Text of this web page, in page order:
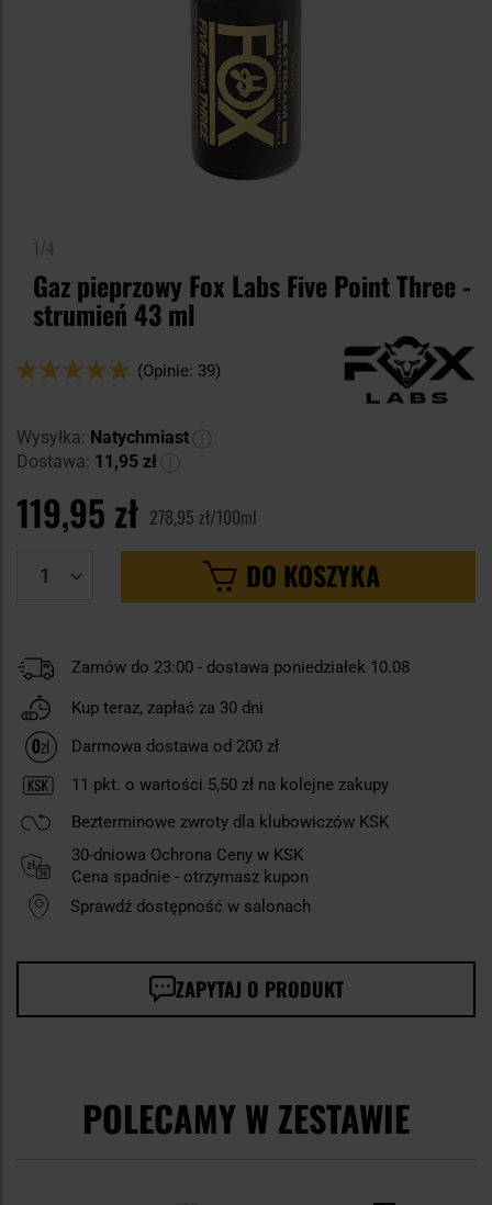
Gaz pieprzowy Fox Labs Five Point Three -
strumień 43 ml
Ocena:
(Opinie: 39)
Wysyłka: Natychmiast
Dostawa: 11,95 zł
119,95 zł 278,95 zł/100ml
DO KOSZYKA
Zamów do 23:00 - dostawa poniedziałek 10.08
Kup teraz, zapłać za 30 dni
Darmowa dostawa od 200 zł
11 pkt. o wartości 5,50 zł na kolejne zakupy
Bezterminowe zwroty dla klubowiczów KSK
30-dniowa Ochrona Ceny w KSK
Cena spadnie - otrzymasz kupon
Sprawdź dostępność w salonach
ZAPYTAJ O PRODUKT
POLECAMY W ZESTAWIE